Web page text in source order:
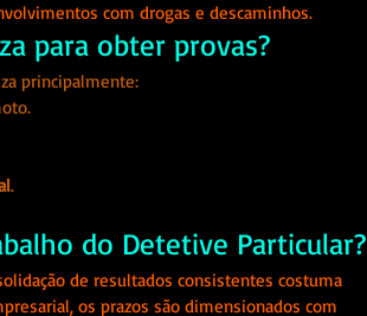
com drogas e descaminhos.
para obter provas?
principalmente:
.
do Detetive Particular?
de resultados consistentes costuma
os prazos são dimensionados com